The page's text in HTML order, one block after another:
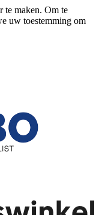
te maken. Om te
uw toestemming om